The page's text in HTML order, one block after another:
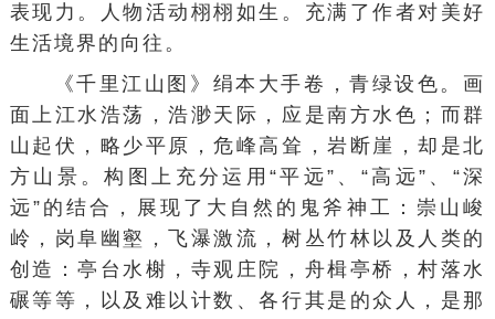
表现力。人物活动栩栩如生。充满了作者对美好
生活境界的向往。
《千里江山图》绢本大手卷 ，青绿设色。画
面上江水浩荡，浩渺天际，应是南方水色；而群
山起伏，略少平原，危峰高耸，岩断崖，却是北
方山景。构图上充分运用“平远”、“高远”、“深
远”的结合，展现了 大自然的鬼斧神工 ：崇山峻
岭，岗阜幽壑，飞瀑激流，树丛竹林 以及人类的
创造：亭台水榭，寺观庄院，舟楫亭桥 ，村落水
碾等等，以及难以计数、各行其是的众人，是那